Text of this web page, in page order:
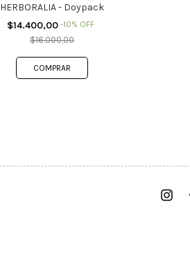
HERBORALIA - Doypack
$14.400,00-10% OFF
$16.000,00